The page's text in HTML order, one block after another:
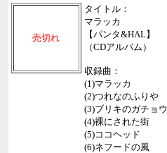
売切れ
タイトル：
マラッカ
【パンタ&HAL】
（CDアルバム）
収録曲：
(1)マラッカ
(2)つれなのふりや
(3)ブリキのガチョウ
(4)裸にされた街
(5)ココヘッド
(6)ネフードの風